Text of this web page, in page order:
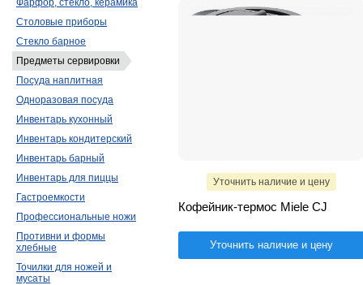
Уточнить наличие и цену
Кофейник-термос Miele CJ
Уточнить наличие и цену
Фарфор, стекло, керамика
Столовые приборы
Стекло барное
Предметы сервировки
Посуда наплитная
Одноразовая посуда
Инвентарь кухонный
Инвентарь кондитерский
Инвентарь барный
Инвентарь для пиццы
Гастроемкости
Профессиональные ножи
Противни и формы
хлебные
Точилки для ножей и
мусаты